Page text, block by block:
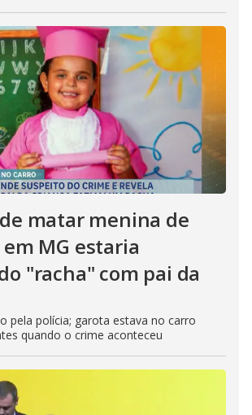
matar menina de
MG estaria
"racha" com pai da
pela polícia; garota estava no carro
quando o crime aconteceu